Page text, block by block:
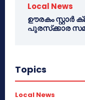
Local News
ഊരകം സ്റ്റാർ
പുരസ്‌ക്കാര
Topics
Local News